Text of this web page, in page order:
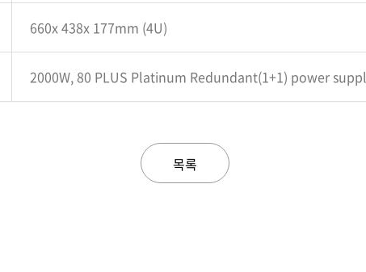
660x 438x 177mm (4U)
2000W, 80 PLUS Platinum Redundant(1+1) power
목록